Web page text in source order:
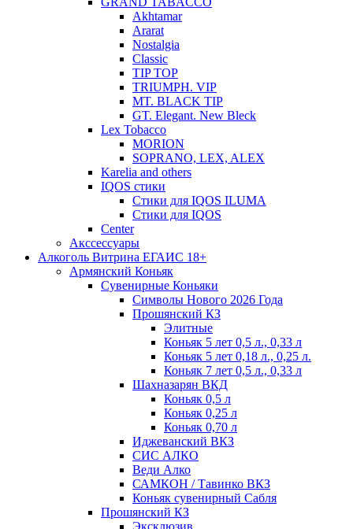
Akhtamar
Ararat
Nostalgia
Classic
TIP TOP
TRIUMPH. VIP
MT. BLACK TIP
GT. Elegant. New Bleck
Lex Tobacco
MORION
SOPRANO, LEX, ALEX
Karelia and others
IQOS стики
Стики для IQOS ILUMA
Стики для IQOS
Сenter
Акссессуары
Алкоголь Витрина ЕГАИС 18+
Армянский Коньяк
Сувенирные Коньяки
Символы Нового 2026 Года
Прошянский КЗ
Элитные
Коньяк 5 лет 0,5 л., 0,33 л
Коньяк 5 лет 0,18 л., 0,25 л.
Коньяк 7 лет 0,5 л., 0,33 л
Шахназарян ВКД
Коньяк 0,5 л
Коньяк 0,25 л
Коньяк 0,70 л
Иджеванский ВКЗ
СИС АЛКО
Веди Алко
САМКОН / Тавинко ВКЗ
Коньяк сувенирный Сабля
Прошянский КЗ
Эксклюзив